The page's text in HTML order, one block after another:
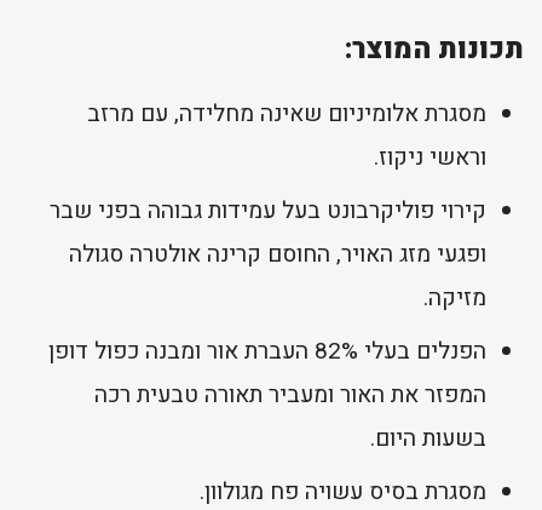
תכונות המוצר:
מסגרת אלומיניום שאינה מחלידה, עם מרזב
וראשי ניקוז.
קירוי פוליקרבונט בעל עמידות גבוהה בפני שבר
ופגעי מזג האויר, החוסם קרינה אולטרה סגולה
מזיקה.
הפנלים בעלי 82% העברת אור ומבנה כפול דופן
המפזר את האור ומעביר תאורה טבעית רכה
בשעות היום.
מסגרת בסיס עשויה פח מגולוון.